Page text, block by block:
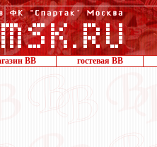
ВВ гостевая ВВ